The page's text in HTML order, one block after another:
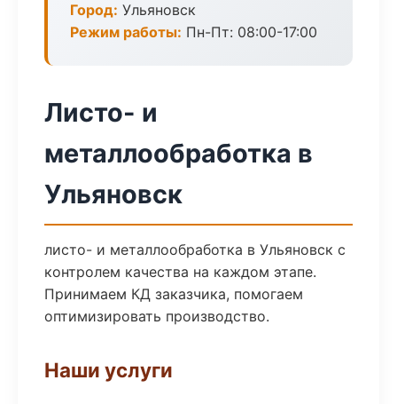
Город: Ульяновск
Режим работы: Пн-Пт: 08:00-17:00
Листо- и
металлообработка в
Ульяновск
листо- и металлообработка в Ульяновск с
контролем качества на каждом этапе.
Принимаем КД заказчика, помогаем
оптимизировать производство.
Наши услуги